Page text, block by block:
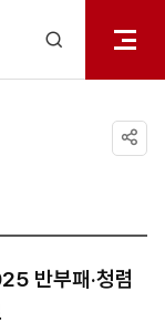
열기
반부패·청렴